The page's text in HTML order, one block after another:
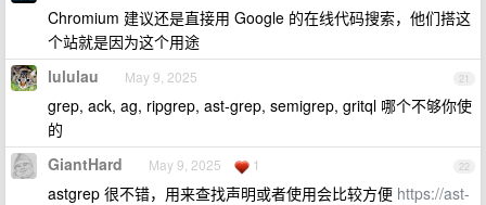
Chromium 建议还是直接用 Google 的在线代码搜索，他们搭这
个站就是因为这个用途
21
lululau May 9, 2025
grep, ack, ag, ripgrep, ast-grep, semigrep, gritql 哪个不够你使
的
22
GiantHard May 9, 2025 1
astgrep 很不错，用来查找声明或者使用会比较方便 https://ast-